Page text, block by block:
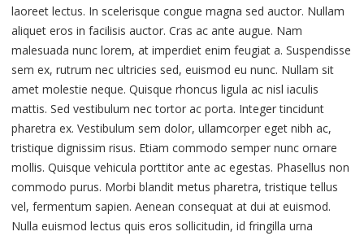
laoreet lectus. In scelerisque congue magna sed auctor. Nullam
aliquet eros in facilisis auctor. Cras ac ante augue. Nam
malesuada nunc lorem, at imperdiet enim feugiat a. Suspendisse
sem ex, rutrum nec ultricies sed, euismod eu nunc. Nullam sit
amet molestie neque. Quisque rhoncus ligula ac nisl iaculis
mattis. Sed vestibulum nec tortor ac porta. Integer tincidunt
pharetra ex. Vestibulum sem dolor, ullamcorper eget nibh ac,
tristique dignissim risus. Etiam commodo semper nunc ornare
mollis. Quisque vehicula porttitor ante ac egestas. Phasellus non
commodo purus. Morbi blandit metus pharetra, tristique tellus
vel, fermentum sapien. Aenean consequat at dui at euismod.
Nulla euismod lectus quis eros sollicitudin, id fringilla urna